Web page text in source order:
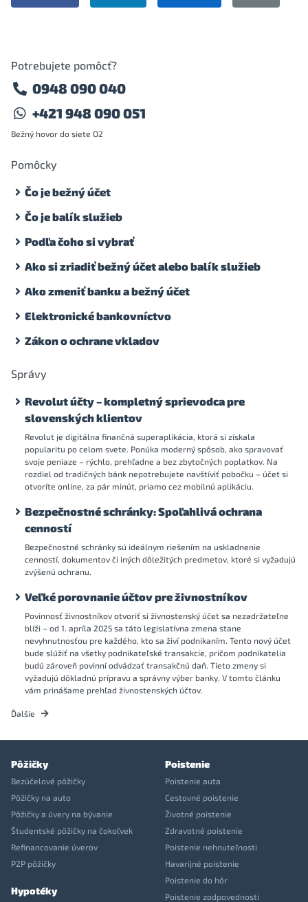
Potrebujete pomôcť?
0948 090 040
+421 948 090 051
Bežný hovor do siete O2
Pomôcky
Čo je bežný účet
Čo je balík služieb
Podľa čoho si vybrať
Ako si zriadiť bežný účet alebo balík služieb
Ako zmeniť banku a bežný účet
Elektronické bankovníctvo
Zákon o ochrane vkladov
Správy
Revolut účty – kompletný sprievodca pre
slovenských klientov
Revolut je digitálna finančná superaplikácia, ktorá si získala
popularitu po celom svete. Ponúka moderný spôsob, ako spravovať
svoje peniaze – rýchlo, prehľadne a bez zbytočných poplatkov. Na
rozdiel od tradičných bánk nepotrebujete navštíviť pobočku – účet si
otvoríte online, za pár minút, priamo cez mobilnú aplikáciu.
Bezpečnostné schránky: Spoľahlivá ochrana
cenností
Bezpečnostné schránky sú ideálnym riešením na uskladnenie
cenností, dokumentov či iných dôležitých predmetov, ktoré si vyžadujú
zvýšenú ochranu.
Veľké porovnanie účtov pre živnostníkov
Povinnosť živnostníkov otvoriť si živnostenský účet sa nezadržateľne
blíži – od 1. apríla 2025 sa táto legislatívna zmena stane
nevyhnutnosťou pre každého, kto sa živí podnikaním. Tento nový účet
bude slúžiť na všetky podnikateľské transakcie, pričom podnikatelia
budú zároveň povinní odvádzať transakčnú daň. Tieto zmeny si
vyžadujú dôkladnú prípravu a správny výber banky. V tomto článku
vám prinášame prehľad živnostenských účtov.
Ďalšie
Pôžičky
Bezúčelové pôžičky
Pôžičky na auto
Pôžičky a úvery na bývanie
Študentské pôžičky na čokoľvek
Refinancovanie úverov
P2P pôžičky
Hypotéky
Poistenie
Poistenie auta
Cestovné poistenie
Životné poistenie
Zdravotné poistenie
Poistenie nehnuteľnosti
Havarijné poistenie
Poistenie do hôr
Poistenie zodpovednosti